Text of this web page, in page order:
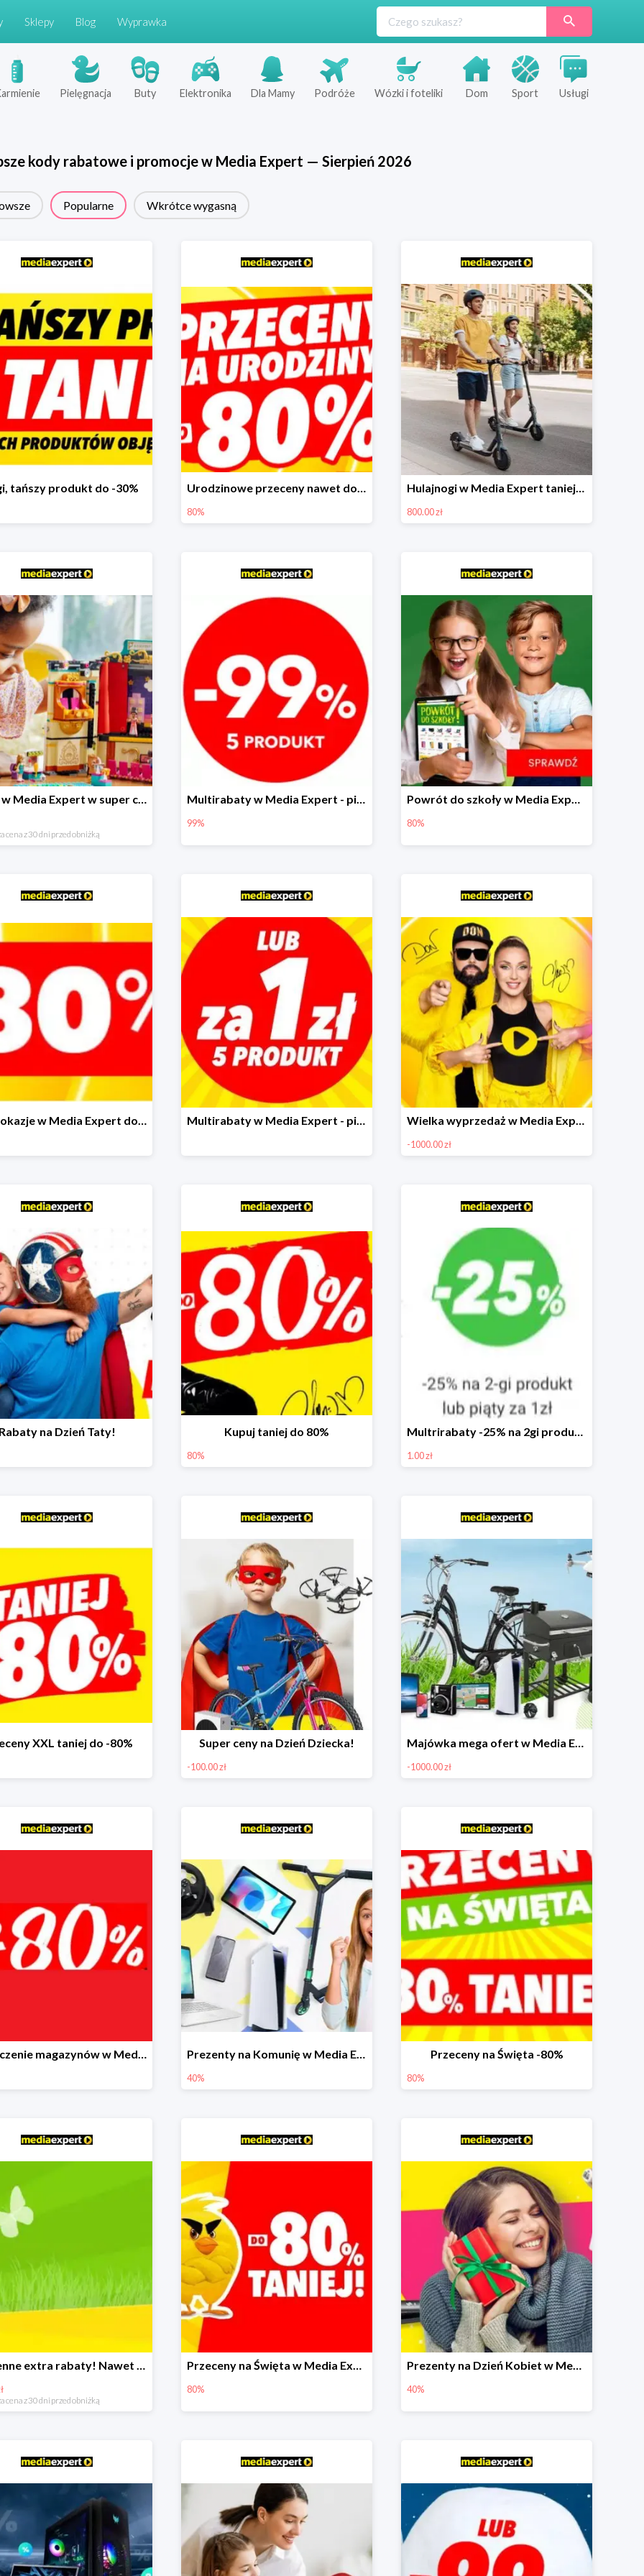
Sklepy Blog Wyprawka
Pielęgnacja Buty Elektronika Dla Mamy Podróże Wózki i foteliki Dom Sport Usługi
kody rabatowe i promocje w Media Expert — Sierpień 2026
Popularne Wkrótce wygasną
tańszy produkt do -30% Urodzinowe przeceny nawet do -80%
80%
Hulajnogi w Media Expert taniej nawet o 800zł!
800.00 zł
LEGO w Media Expert w super cenach!
cena z 30 dni przed obniżką
Multirabaty w Media Expert - piąty produkt -99%!
99%
Powrót do szkoły w Media Expert do -80%
80%
Mega okazje w Media Expert do -80% Multirabaty w Media Expert - piąty produkt za 1 zł Wielka wyprzedaż w Media Expert do -1000 zł
-1000.00 zł
na Dzień Taty! Kupuj taniej do 80%
80%
Multrirabaty -25% na 2gi produkt lub 5ty produkt za 1zł
1.00 zł
XXL taniej do -80% Super ceny na Dzień Dziecka!
-100.00 zł
Majówka mega ofert w Media Expert do -1000 zł
-1000.00 zł
Czyszczenie magazynów w Media Expert do -80% Prezenty na Komunię w Media Expert do -40%
40%
Przeceny na Święta -80%
80%
Wiosenne extra rabaty! Nawet 600zł taniej!
cena z 30 dni przed obniżką
Przeceny na Święta w Media Expert do -80%
80%
Prezenty na Dzień Kobiet w Media Expert do -40%
40%